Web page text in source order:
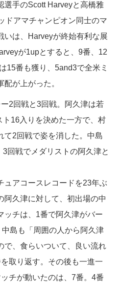
選手のScott Harveyと高橋雅
ドアマチャンピオン同士のマ
いは、Harveyが終始有利な展
が1upとすると、9番、12
15番も獲り、5and3で全米ミ
が上がった。
2回戦と3回戦。阿久津は若
16入りを決めた一方で、村
て2回戦で姿を消した。中島
回戦でメダリストの阿久津と
ュアコースレコードを23年ぶ
阿久津に対して、初出場の中
ッチは、1番で阿久津がバー
島も「周囲の人から阿久津
で、食らいついて、良い流れ
取り返す。その後も一進一
チが動いたのは、7番。4番